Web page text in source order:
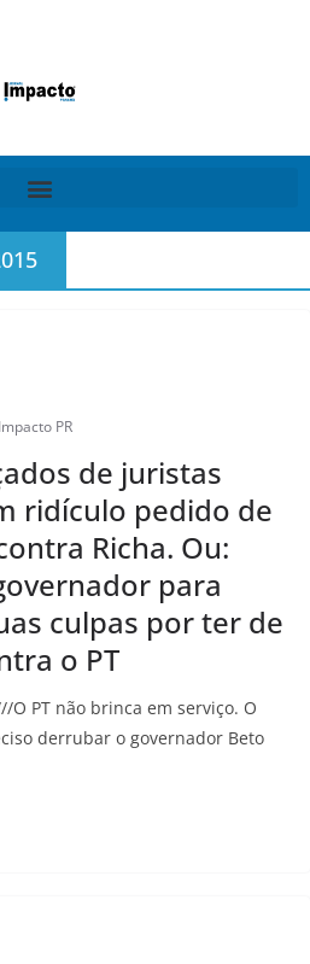
PR
de juristas
ridículo pedido de
Richa. Ou:
para
culpas por ter de
o PT
O PT não brinca em serviço. O
derrubar o governador Beto